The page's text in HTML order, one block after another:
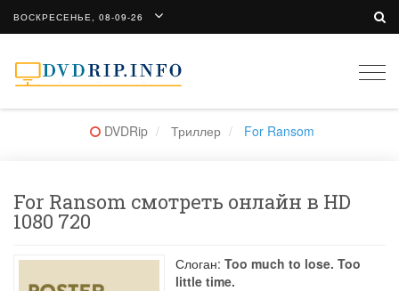
ВОСКРЕСЕНЬЕ, 08-09-26
DVDRip Триллер For Ransom
For Ransom смотреть онлайн в HD
1080 720
Слоган: Too much to lose. Too
little time.